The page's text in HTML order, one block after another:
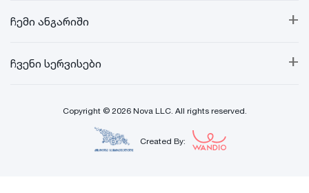
+
ჩემი ანგარიში
+
ჩვენი სერვისები
Copyright © 2026 Nova LLC. All rights reserved.
Created By: